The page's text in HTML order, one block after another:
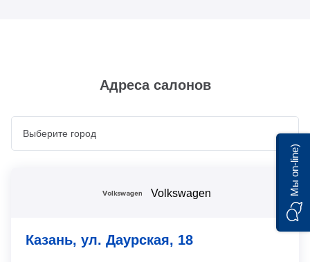
Адреса салонов
Volkswagen
Казань, ул. Даурская, 18
Мы on-line)